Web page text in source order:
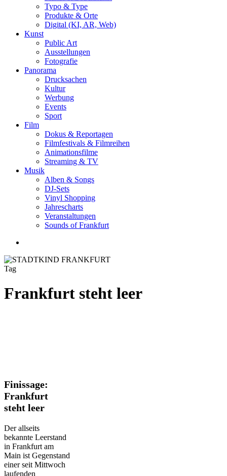
Typo & Type
Produkte & Orte
Digital (KI, AR, Web)
Kunst
Public Art
Ausstellungen
Fotografie
Panorama
Drucksachen
Kultur
Werbung
Events
Sport
Film
Dokus & Reportagen
Filmfestivals & Filmreihen
Animationsfilme
Streaming & TV
Musik
Alben & Songs
DJ-Sets
Vinyl Shopping
Jahrescharts
Veranstaltungen
Sounds of Frankfurt
Tag
Frankfurt steht leer
Finissage:
Frankfurt
steht
leer
Finissage:
Frankfurt
steht leer
Der allseits
bekannte Leerstand
in Frankfurt am
Main ist Gegenstand
einer seit Mittwoch
laufenden